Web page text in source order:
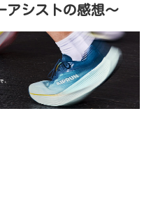
アシストの感想〜